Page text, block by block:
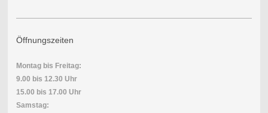
Öffnungszeiten
Montag bis Freitag:
9.00 bis 12.30 Uhr
15.00 bis 17.00 Uhr
Samstag: